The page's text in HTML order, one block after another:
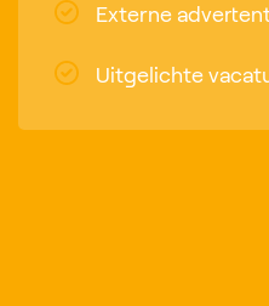
Externe
Uitgelichte